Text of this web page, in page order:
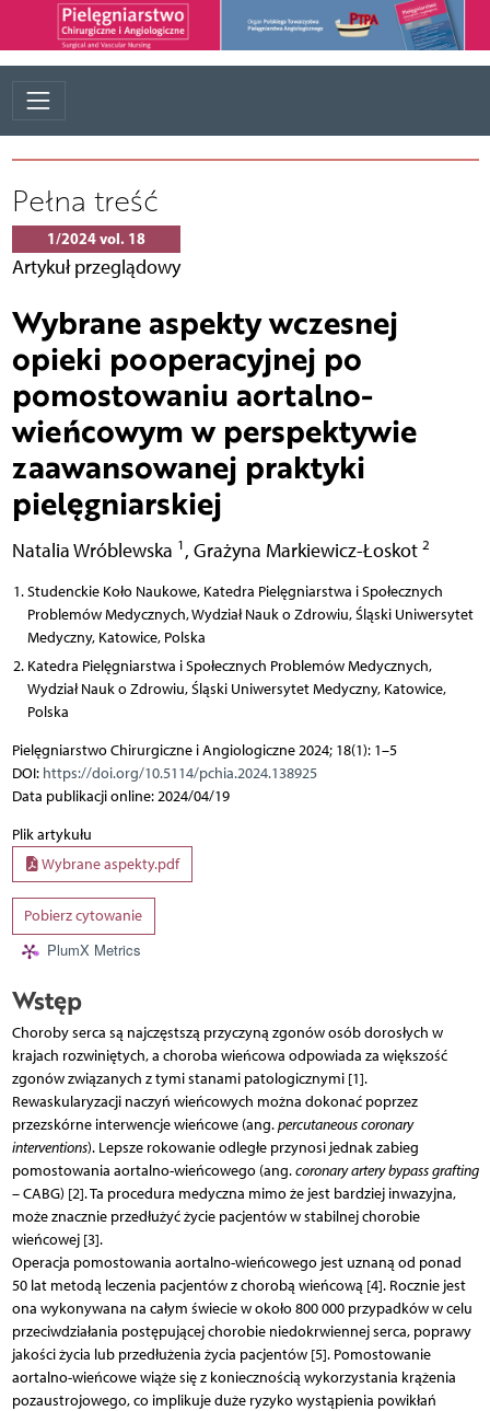
Pełna treść
1/2024 vol. 18
Artykuł przeglądowy
Wybrane aspekty wczesnej
opieki pooperacyjnej po
pomostowaniu aortalno-
wieńcowym w perspektywie
zaawansowanej praktyki
pielęgniarskiej
Natalia Wróblewska 1 , Grażyna Markiewicz-Łoskot 2
Studenckie Koło Naukowe, Katedra Pielęgniarstwa i Społecznych
Problemów Medycznych, Wydział Nauk o Zdrowiu, Śląski Uniwersytet
Medyczny, Katowice, Polska
Katedra Pielęgniarstwa i Społecznych Problemów Medycznych,
Wydział Nauk o Zdrowiu, Śląski Uniwersytet Medyczny, Katowice,
Polska
Pielęgniarstwo Chirurgiczne i Angiologiczne 2024; 18(1): 1–5
DOI: https://doi.org/10.5114/pchia.2024.138925
Data publikacji online: 2024/04/19
Plik artykułu
Wybrane aspekty.pdf
Pobierz cytowanie
PlumX Metrics
Wstęp
Choroby serca są najczęstszą przyczyną zgonów osób dorosłych w
krajach rozwiniętych, a choroba wieńcowa odpowiada za większość
zgonów związanych z tymi stanami patologicznymi [1].
Rewaskularyzacji naczyń wieńcowych można dokonać poprzez
przezskórne interwencje wieńcowe (ang.percutaneous coronary
interventions). Lepsze rokowanie odległe przynosi jednak zabieg
pomostowania aortalno-wieńcowego (ang.coronary artery bypass grafting
– CABG) [2]. Ta procedura medyczna mimo że jest bardziej inwazyjna,
może znacznie przedłużyć życie pacjentów w stabilnej chorobie
wieńcowej [3].
Operacja pomostowania aortalno-wieńcowego jest uznaną od ponad
50 lat metodą leczenia pacjentów z chorobą wieńcową [4]. Rocznie jest
ona wykonywana na całym świecie w około 800 000 przypadków w celu
przeciwdziałania postępującej chorobie niedokrwiennej serca, poprawy
jakości życia lub przedłużenia życia pacjentów [5]. Pomostowanie
aortalno-wieńcowe wiąże się z koniecznością wykorzystania krążenia
pozaustrojowego, co implikuje duże ryzyko wystąpienia powikłań